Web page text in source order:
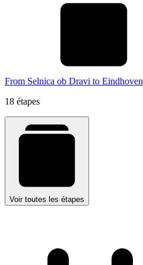
From Selnica ob Dravi to Eindhoven
18 étapes
Voir toutes les étapes